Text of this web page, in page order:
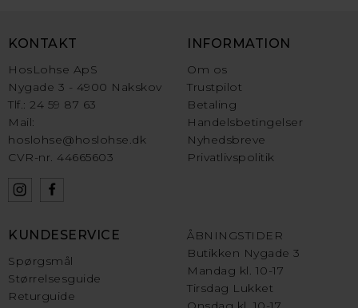
KONTAKT
HosLohse ApS
Nygade 3 - 4900 Nakskov
Tlf.: 24 59 87 63
Mail:
hoslohse@hoslohse.dk
CVR-nr. 44665603
INFORMATION
Om os
Trustpilot
Betaling
Handelsbetingelser
Nyhedsbreve
Privatlivspolitik
KUNDESERVICE
Spørgsmål
Størrelsesguide
Returguide
ÅBNINGSTIDER
Butikken Nygade 3
Mandag kl. 10-17
Tirsdag Lukket